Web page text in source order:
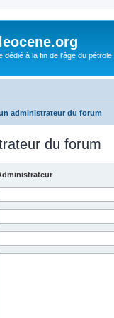
dédié à la fin de l'âge du pétrole
administrateur du forum
du forum